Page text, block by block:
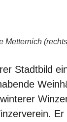
Metternich
Stadtbild